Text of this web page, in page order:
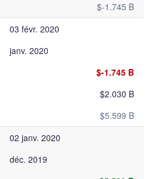
$-1.745 B
03 févr. 2020
janv. 2020
$-1.745 B
$2.030 B
$5.599 B
02 janv. 2020
déc. 2019